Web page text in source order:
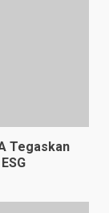
Tegaskan